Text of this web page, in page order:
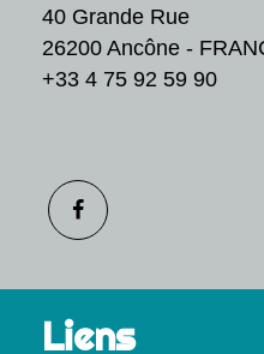
40 Grande Rue
26200 Ancône -
+33 4 75 92 59 90
Liens